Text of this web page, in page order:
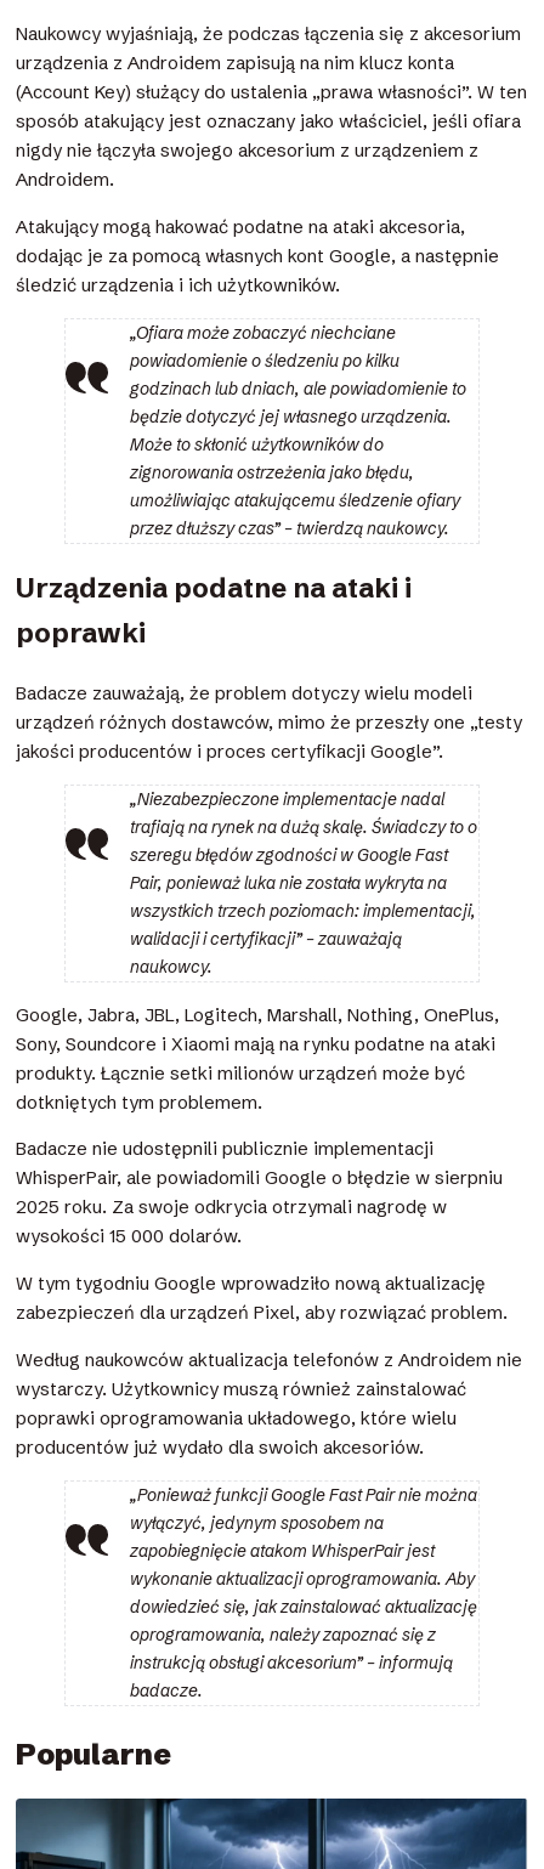
Naukowcy wyjaśniają, że podczas łączenia się z akcesorium
urządzenia z Androidem zapisują na nim klucz konta
(Account Key) służący do ustalenia „prawa własności”. W ten
sposób atakujący jest oznaczany jako właściciel, jeśli ofiara
nigdy nie łączyła swojego akcesorium z urządzeniem z
Androidem.
Atakujący mogą hakować podatne na ataki akcesoria,
dodając je za pomocą własnych kont Google, a następnie
śledzić urządzenia i ich użytkowników.
„Ofiara może zobaczyć niechciane
powiadomienie o śledzeniu po kilku
godzinach lub dniach, ale powiadomienie to
będzie dotyczyć jej własnego urządzenia.
Może to skłonić użytkowników do
zignorowania ostrzeżenia jako błędu,
umożliwiając atakującemu śledzenie ofiary
przez dłuższy czas” – twierdzą naukowcy.
Urządzenia podatne na ataki i
poprawki
Badacze zauważają, że problem dotyczy wielu modeli
urządzeń różnych dostawców, mimo że przeszły one „testy
jakości producentów i proces certyfikacji Google”.
„Niezabezpieczone implementacje nadal
trafiają na rynek na dużą skalę. Świadczy to o
szeregu błędów zgodności w Google Fast
Pair, ponieważ luka nie została wykryta na
wszystkich trzech poziomach: implementacji,
walidacji i certyfikacji” – zauważają
naukowcy.
Google, Jabra, JBL, Logitech, Marshall, Nothing, OnePlus,
Sony, Soundcore i Xiaomi mają na rynku podatne na ataki
produkty. Łącznie setki milionów urządzeń może być
dotkniętych tym problemem.
Badacze nie udostępnili publicznie implementacji
WhisperPair, ale powiadomili Google o błędzie w sierpniu
2025 roku. Za swoje odkrycia otrzymali nagrodę w
wysokości 15 000 dolarów.
W tym tygodniu Google wprowadziło nową aktualizację
zabezpieczeń dla urządzeń Pixel, aby rozwiązać problem.
Według naukowców aktualizacja telefonów z Androidem nie
wystarczy. Użytkownicy muszą również zainstalować
poprawki oprogramowania układowego, które wielu
producentów już wydało dla swoich akcesoriów.
„Ponieważ funkcji Google Fast Pair nie można
wyłączyć, jedynym sposobem na
zapobiegnięcie atakom WhisperPair jest
wykonanie aktualizacji oprogramowania. Aby
dowiedzieć się, jak zainstalować aktualizację
oprogramowania, należy zapoznać się z
instrukcją obsługi akcesorium” – informują
badacze.
Popularne